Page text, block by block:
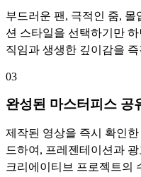
부드러운 팬, 극적인 줌, 몰
션 스타일을 선택하기만
직임과 생생한 깊이감을
03
완성된 마스터피스 공
제작된 영상을 즉시 확인
드하여, 프레젠테이션과
크리에이티브 프로젝트의